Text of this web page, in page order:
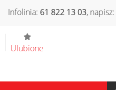
Infolinia: 61 822 13 03, napisz:
Ulubione